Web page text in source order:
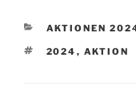
KATEGORIEN
AKTIONEN
2024 , AKTION